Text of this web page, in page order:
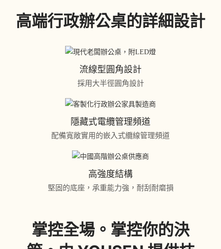
高端行政辦公桌的詳細設計
流線型圓角設計
採用大半徑圓角設計
隱藏式電纜管理頻道
配備寬敞實用的嵌入式纜線管理頻道
高強度結構
堅固的底座，承重能力強，耐刮耐磨損
掌控全場。掌控你的決